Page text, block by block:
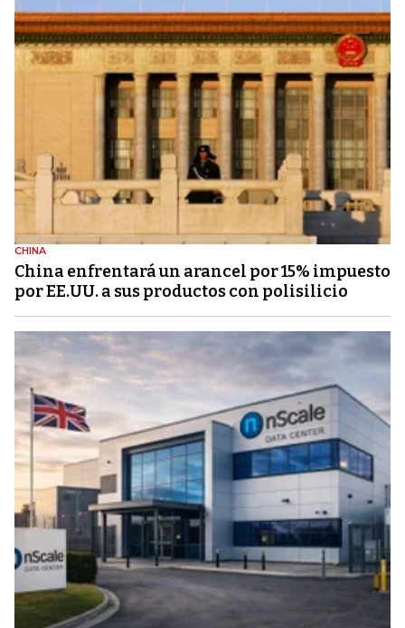
CHINA
China enfrentará un arancel por 15% impuesto
por EE.UU. a sus productos con polisilicio